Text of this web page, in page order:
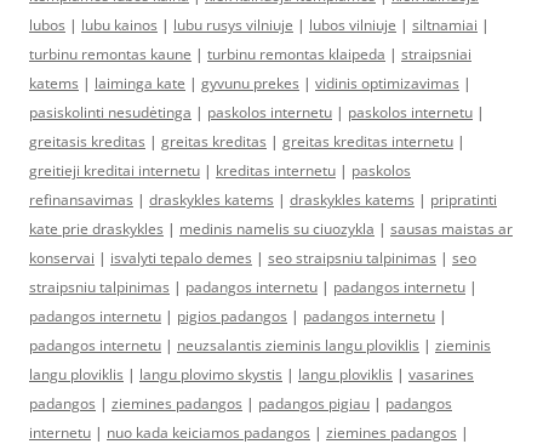
lubos | lubu kainos | lubu rusys vilniuje | lubos vilniuje | siltnamiai |
turbinu remontas kaune | turbinu remontas klaipeda | straipsniai
katems | laiminga kate | gyvunu prekes | vidinis optimizavimas |
pasiskolinti nesudėtinga | paskolos internetu | paskolos internetu |
greitasis kreditas | greitas kreditas | greitas kreditas internetu |
greitieji kreditai internetu | kreditas internetu | paskolos
refinansavimas | draskykles katems | draskykles katems | pripratinti
kate prie draskykles | medinis namelis su ciuozykla | sausas maistas ar
konservai | isvalyti tepalo demes | seo straipsniu talpinimas | seo
straipsniu talpinimas | padangos internetu | padangos internetu |
padangos internetu | pigios padangos | padangos internetu |
padangos internetu | neuzsalantis zieminis langu ploviklis | zieminis
langu ploviklis | langu plovimo skystis | langu ploviklis | vasarines
padangos | ziemines padangos | padangos pigiau | padangos
internetu | nuo kada keiciamos padangos | ziemines padangos |